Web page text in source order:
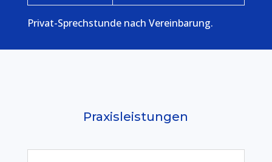
Privat-Sprechstunde nach Vereinbarung.
Praxisleistungen